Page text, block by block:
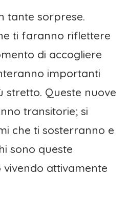
tante sorprese.
ti faranno riflettere
di accogliere
importanti
stretto. Queste nuove
transitorie; si
che ti sosterranno e
sono queste
vivendo attivamente